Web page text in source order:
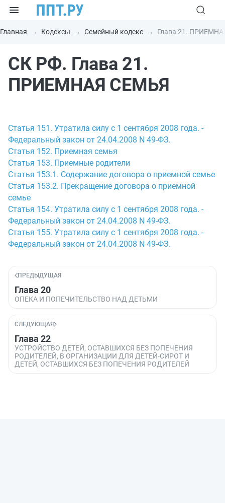
Главная Кодексы Семейный кодекс Глава 21.
СК РФ. Глава 21.
ПРИЕМНАЯ СЕМЬЯ
Статья 151. Утратила силу с 1 сентября 2008 года. -
Федеральный закон от 24.04.2008 N 49-ФЗ.
Статья 152. Приемная семья
Статья 153. Приемные родители
Статья 153.1. Содержание договора о приемной семье
Статья 153.2. Прекращение договора о приемной
семье
Статья 154. Утратила силу с 1 сентября 2008 года. -
Федеральный закон от 24.04.2008 N 49-ФЗ.
Статья 155. Утратила силу с 1 сентября 2008 года. -
Федеральный закон от 24.04.2008 N 49-ФЗ.
ПРЕДЫДУЩАЯ
Глава 20
ОПЕКА И ПОПЕЧИТЕЛЬСТВО НАД ДЕТЬМИ
СЛЕДУЮЩАЯ
Глава 22
УСТРОЙСТВО ДЕТЕЙ, ОСТАВШИХСЯ БЕЗ ПОПЕЧЕНИЯ
РОДИТЕЛЕЙ, В ОРГАНИЗАЦИИ ДЛЯ ДЕТЕЙ-СИРОТ И
ДЕТЕЙ, ОСТАВШИХСЯ БЕЗ ПОПЕЧЕНИЯ РОДИТЕЛЕЙ